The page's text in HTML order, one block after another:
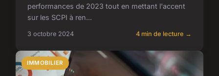
performances de 2023 tout en mettant l'accent
sur les SCPI à ren...
3 octobre 2024 4 min de lecture →
IMMOBILIER